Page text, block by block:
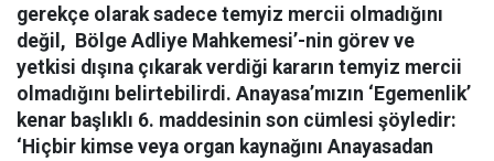
gerekçe olarak sadece temyiz mercii olmadığını
değil, Bölge Adliye Mahkemesi’-nin görev ve
yetkisi dışına çıkarak verdiği kararın temyiz mercii
olmadığını belirtebilirdi. Anayasa’mızın ‘Egemenlik’
kenar başlıklı 6. maddesinin son cümlesi şöyledir:
‘Hiçbir kimse veya organ kaynağını Anayasadan